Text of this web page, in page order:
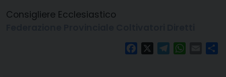
Consigliere Ecclesiastico
FacebookTelegramEmail